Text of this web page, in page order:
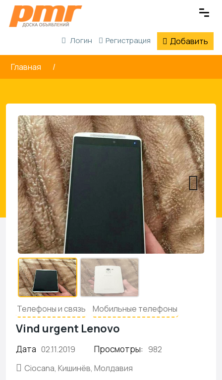
Логин Регистрация Добавить
Главная
Телефоны и связь Мобильные телефоны
Vind urgent Lenovo
Дата 02.11.2019 Просмотры: 982
Ciocana, Кишинёв, Молдавия